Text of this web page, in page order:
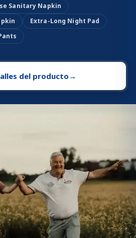
Sanitary Napkin
Extra-Long Night Pad
del producto →